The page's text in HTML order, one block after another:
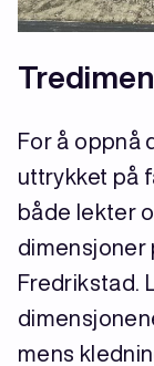
For å oppnå
uttrykket på
både lekter
dimensjoner
Fredrikstad.
mens